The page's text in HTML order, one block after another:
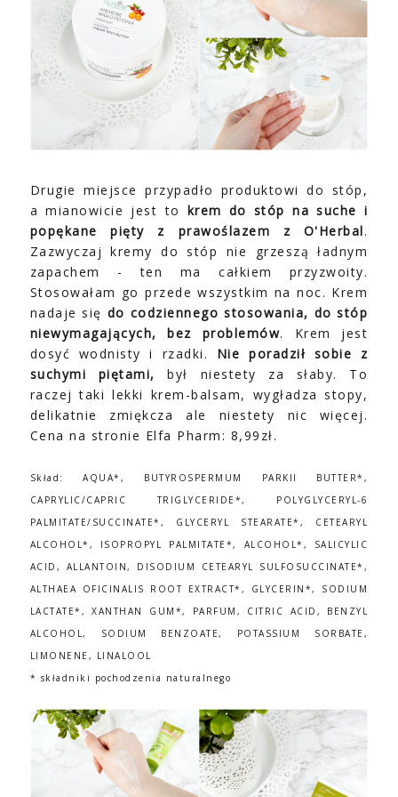
Drugie miejsce przypadło produktowi do stóp,
a mianowicie jest to krem do stóp na suche i
popękane pięty z prawoślazem z O'Herbal.
Zazwyczaj kremy do stóp nie grzeszą ładnym
zapachem - ten ma całkiem przyzwoity.
Stosowałam go przede wszystkim na noc. Krem
nadaje się do codziennego stosowania, do stóp
niewymagających, bez problemów. Krem jest
dosyć wodnisty i rzadki. Nie poradził sobie z
suchymi piętami,
był niestety za słaby. To
raczej taki lekki krem-balsam, wygładza stopy,
delikatnie zmiękcza ale niestety nic więcej.
Cena na stronie Elfa Pharm: 8,99zł.
Skład: AQUA*, BUTYROSPERMUM PARKII BUTTER*,
CAPRYLIC/CAPRIC TRIGLYCERIDE*, POLYGLYCERYL-6
PALMITATE/SUCCINATE*, GLYCERYL STEARATE*, CETEARYL
ALCOHOL*, ISOPROPYL PALMITATE*, ALCOHOL*, SALICYLIC
ACID, ALLANTOIN, DISODIUM CETEARYL SULFOSUCCINATE*,
ALTHAEA OFICINALIS ROOT EXTRACT*, GLYCERIN*, SODIUM
LACTATE*, XANTHAN GUM*, PARFUM, CITRIC ACID, BENZYL
ALCOHOL, SODIUM BENZOATE, POTASSIUM SORBATE,
LIMONENE, LINALOOL
* składniki pochodzenia naturalnego